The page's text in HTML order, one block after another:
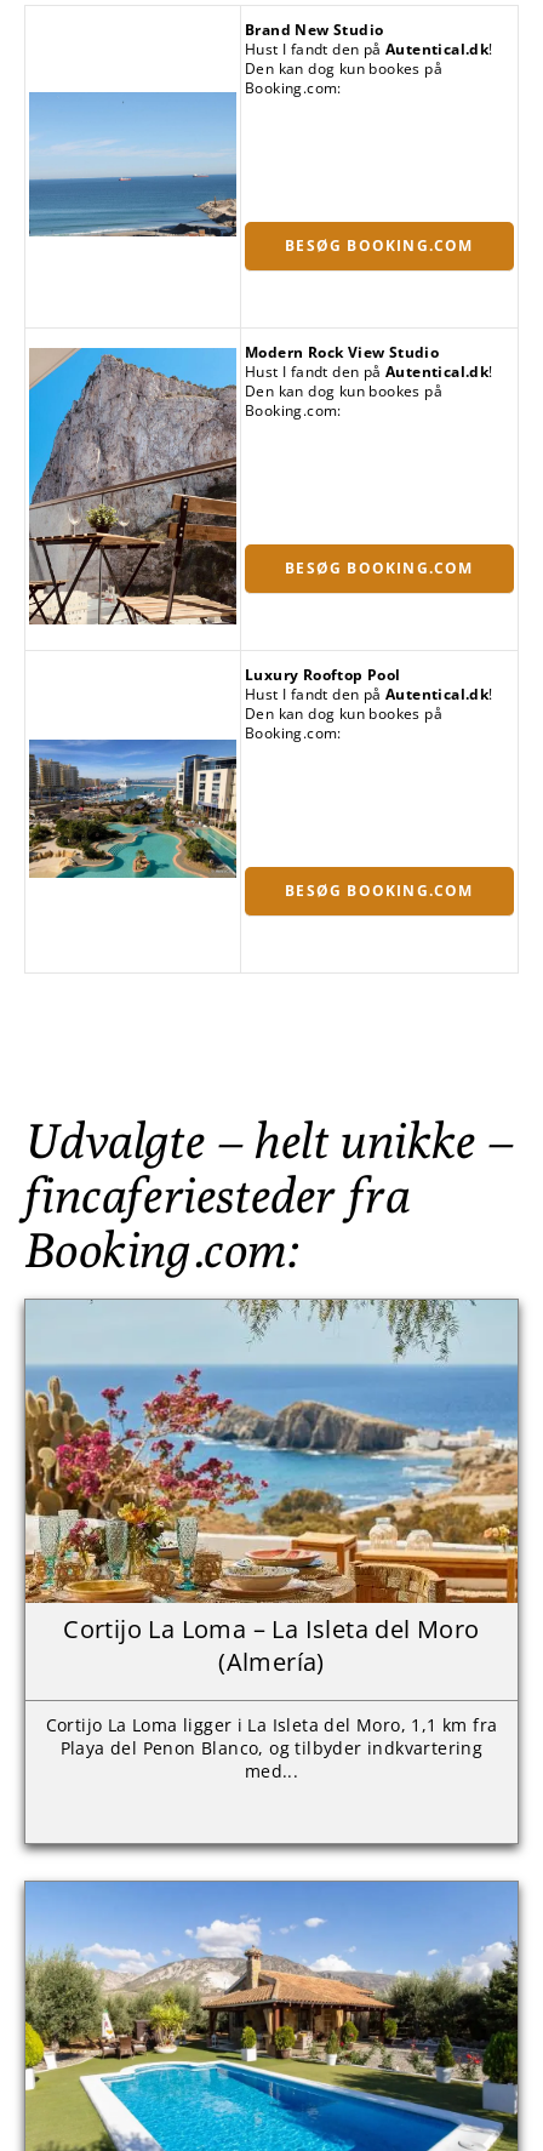
Brand New Studio
Hust I fandt den på Autentical.dk!
Den kan dog kun bookes på
Booking.com:
BESØG BOOKING.COM
Modern Rock View Studio
Hust I fandt den på Autentical.dk!
Den kan dog kun bookes på
Booking.com:
BESØG BOOKING.COM
Luxury Rooftop Pool
Hust I fandt den på Autentical.dk!
Den kan dog kun bookes på
Booking.com:
BESØG BOOKING.COM
Udvalgte – helt unikke –
fincaferiesteder fra
Booking.com:
Cortijo La Loma – La Isleta del Moro
(Almería)
Cortijo La Loma ligger i La Isleta del Moro, 1,1 km fra
Playa del Penon Blanco, og tilbyder indkvartering
med...